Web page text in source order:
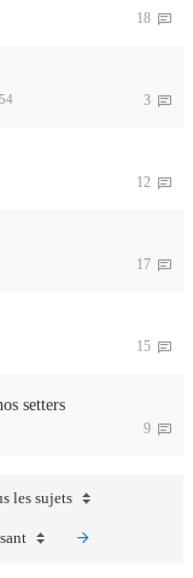
18
3
12
17
15
setters
9
les sujets